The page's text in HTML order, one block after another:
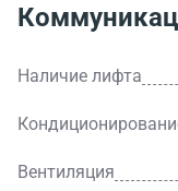
Наличие лифта
Вентиляция